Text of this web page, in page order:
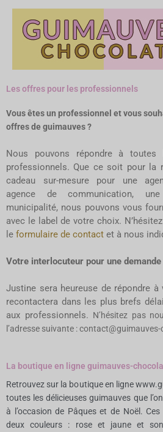
contenu
Les offres pour les professionnels
Vous êtes un professionnel et vous
offres de guimauves ?
Nous pouvons répondre à toutes
professionnels. Que ce soit pour la
cadeau sur-mesure pour une
agence de communication,
municipalité, nous pouvons vous
avec le label de votre choix.
le formulaire de contact et à nous
Votre interlocuteur pour une demande
Justine sera heureuse de répondre
recontactera dans les plus brefs
aux professionnels. N’hésitez pas
l’adresse suivante :
La boutique en ligne guimauves-
Retrouvez sur la boutique en ligne
toutes les délicieuses guimauves que
à l’occasion de Pâques et de Noël.
deux couleurs : rose et jaune et